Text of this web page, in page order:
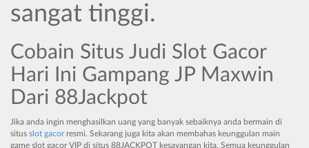
sangat tinggi.
Cobain Situs Judi Slot Gacor
Hari Ini Gampang JP Maxwin
Dari 88Jackpot
Jika anda ingin menghasilkan uang yang banyak sebaiknya anda bermain di
situs slot gacorresmi. Sekarang juga kita akan membahas keunggulan main
game slot gacor VIP di situs 88JACKPOT kesayangan kita. Semua keunggulan